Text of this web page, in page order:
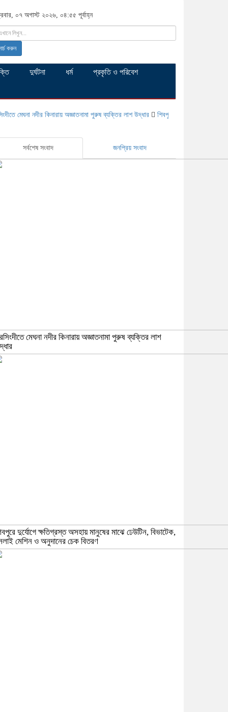
০৭ অগাস্ট ২০২৬, ০৪:৫৫ পূর্বাহ্ন
করুন
দুর্ঘটনা ধর্ম প্রকৃতি ও পরিবেশ
নদীর কিনারায় অজ্ঞাতনামা পুরুষ ব্যক্তির লাশ উদ্ধার শিবপুরে দুর্যোগে ক্ষতিগ্রস্ত অসহায়
সর্বশেষ সংবাদ জনপ্রিয় সংবাদ
মেঘনা নদীর কিনারায় অজ্ঞাতনামা পুরুষ ব্যক্তির লাশ
দুর্যোগে ক্ষতিগ্রস্ত অসহায় মানুষের মাঝে ঢেউটিন, বিভাটেক,
মেশিন ও অনুদানের চেক বিতরণ